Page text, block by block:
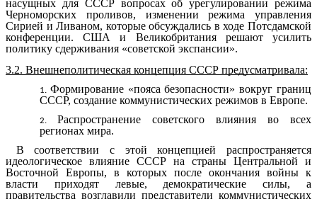
насущных для СССР вопросах об урегулировании режима
Черноморских проливов, изменении режима управления
Сирией и Ливаном, которые обсуждались в ходе Потсдамской
конференции. США и Великобритания решают усилить
политику сдерживания «советской экспансии».
3.2. Внешнеполитическая концепция СССР предусматривала:
Формирование «пояса безопасности» вокруг границ
СССР, создание коммунистических режимов в Европе.
Распространение советского влияния во всех
регионах мира.
В соответствии с этой концепцией распространяется
идеологическое влияние СССР на страны Центральной и
Восточной Европы, в которых после окончания войны к
власти приходят левые, демократические силы, а
правительства возглавили представители коммунистических